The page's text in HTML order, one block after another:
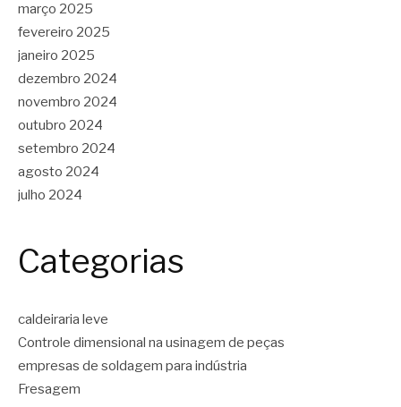
março 2025
fevereiro 2025
janeiro 2025
dezembro 2024
novembro 2024
outubro 2024
setembro 2024
agosto 2024
julho 2024
Categorias
caldeiraria leve
Controle dimensional na usinagem de peças
empresas de soldagem para indústria
Fresagem